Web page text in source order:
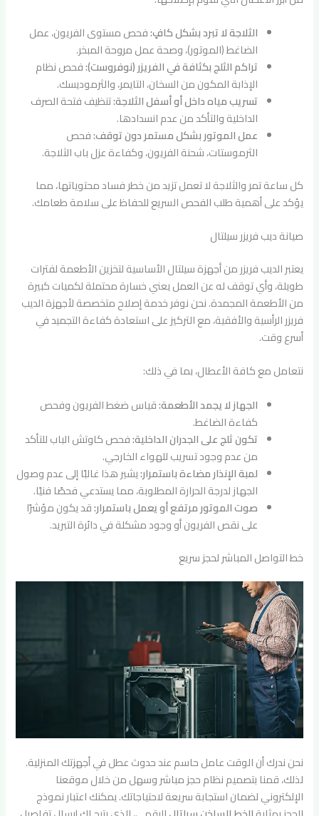
الثلاجة لا تبرد بشكل كافٍ:فحص مستوى الفريون، عمل
الضاغط (الموتور)، وصحة عمل مروحة المبخر.
تراكم الثلج بكثافة في الفريزر (نوفروست):فحص نظام
الإذابة المكون من السخان، التايمر، والثرموديسك.
تسريب مياه داخل أو أسفل الثلاجة:تنظيف فتحة الصرف
الداخلية والتأكد من عدم انسدادها.
عمل الموتور بشكل مستمر دون توقف:فحص
الثرموستات، شحنة الفريون، وكفاءة عزل باب الثلاجة.
كل ساعة تمر والثلاجة لا تعمل تزيد من خطر فساد محتوياتها، مما
يؤكد على أهمية طلب الفحص السريع للحفاظ على سلامة طعامك.
صيانة ديب فريزر سيلتال
يعتبر الديب فريزر من أجهزة سيلتال الأساسية لتخزين الأطعمة لفترات
طويلة، وأي توقف له عن العمل يعني خسارة محتملة لكميات كبيرة
من الأطعمة المجمدة. نحن نوفر خدمة إصلاح متخصصة لأجهزة الديب
فريزر الرأسية والأفقية، مع التركيز على استعادة كفاءة التجميد في
أسرع وقت.
نتعامل مع كافة الأعطال، بما في ذلك:
الجهاز لا يجمد الأطعمة:قياس ضغط الفريون وفحص
كفاءة الضاغط.
تكون ثلج على الجدران الداخلية:فحص كاوتش الباب للتأكد
من عدم وجود تسريب للهواء الخارجي.
لمبة الإنذار مضاءة باستمرار:يشير هذا غالبًا إلى عدم وصول
الجهاز لدرجة الحرارة المطلوبة، مما يستدعي فحصًا فنيًا.
صوت الموتور مرتفع أو يعمل باستمرار:قد يكون مؤشرًا
على نقص الفريون أو وجود مشكلة في دائرة التبريد.
خط التواصل المباشر لحجز سريع
نحن ندرك أن الوقت عامل حاسم عند حدوث عطل في أجهزتك المنزلية.
لذلك، قمنا بتصميم نظام حجز مباشر وسهل من خلال موقعنا
الإلكتروني لضمان استجابة سريعة لاحتياجاتك. يمكنك اعتبار نموذج